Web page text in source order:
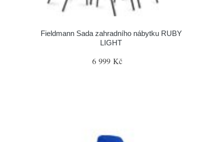
Fieldmann Sada zahradního nábytku RUBY
LIGHT
6 999 Kč